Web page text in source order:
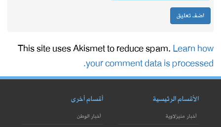
This site uses Akismet to reduce spam.Learn how
your comment data is processed.
الأقسام الرئيسية
أخبار منيزلاوية
أقسام أخرى
أخبار الوطن